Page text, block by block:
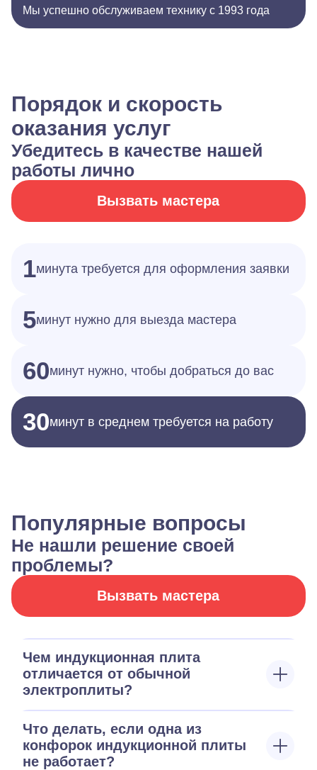
Мы успешно обслуживаем технику с 1993 года
Порядок и скорость
оказания услуг
Убедитесь в качестве нашей
работы лично
Вызвать мастера
1минута требуется для оформления заявки
5минут нужно для выезда мастера
60минут нужно, чтобы добраться до вас
30минут в среднем требуется на работу
Популярные вопросы
Не нашли решение своей
проблемы?
Вызвать мастера
Чем индукционная плита
отличается от обычной
электроплиты?
Что делать, если одна из
конфорок индукционной плиты
не работает?